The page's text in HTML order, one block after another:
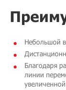
Небольшой
Благодаря
линии